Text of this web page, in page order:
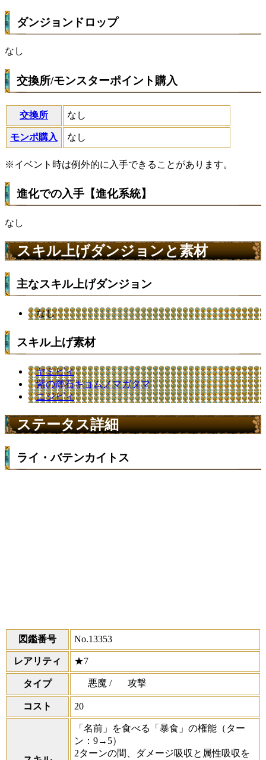
ダンジョンドロップ
なし
交換所/モンスターポイント購入
交換所 なし
モンポ購入 なし
※イベント時は例外的に入手できることがあります。
進化での入手【進化系統】
なし
スキル上げダンジョンと素材
主なスキル上げダンジョン
なし
スキル上げ素材
ヤミピィ
紫の輝石キョムノマガタマ
ニジピィ
ステータス詳細
ライ・バテンカイトス
図鑑番号 No.13353
レアリティ ★7
タイプ 悪魔 / 攻撃
コスト 20
「名前」を食べる「暴食」の権能 （ター
ン：9→5）
2ターンの間、ダメージ吸収と属性吸収を